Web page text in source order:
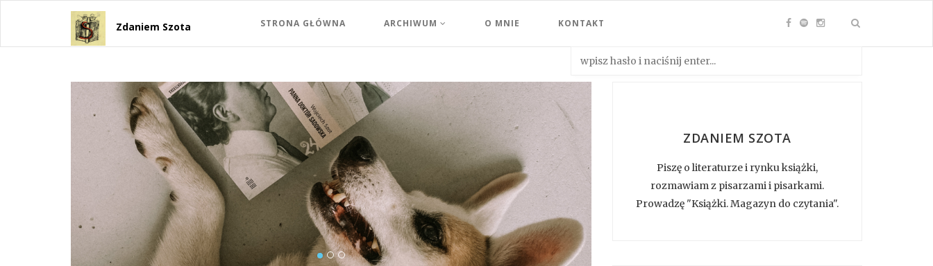
Zdaniem Szota STRONA GŁÓWNA ARCHIWUM O MNIE KONTAKT
ZDANIEM SZOTA
Piszę o literaturze i rynku książki,
rozmawiam z pisarzami i pisarkami.
Prowadzę "Książki. Magazyn do czytania".